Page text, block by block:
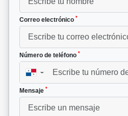
Correo electrónico *
Número de teléfono *
▼
Mensaje *